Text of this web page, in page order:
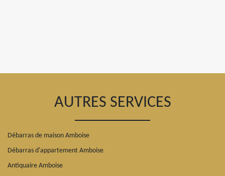
AUTRES SERVICES
Débarras de maison Amboise
Débarras d'appartement Amboise
Antiquaire Amboise